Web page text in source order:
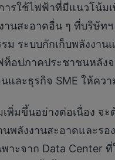
รใช้ไฟฟ้าที่มีแนวโน้
นสะอาดอื่น ๆ ที่บริษัท
ระบบกักเก็บพลังงา
ท็อปภาคประชาชนหลั
และธุรกิจ SME ให้คว
มขึ้นอย่างต่อเนื่อง จ
นพลังงานสะอาดและ
าะจาก Data Center